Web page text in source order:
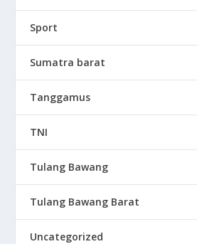
Sport
Sumatra barat
Tanggamus
TNI
Tulang Bawang
Tulang Bawang Barat
Uncategorized